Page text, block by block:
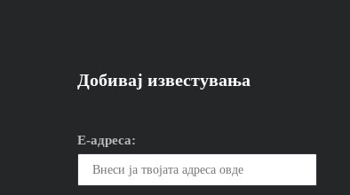
Добивај известувања
Е-адреса: